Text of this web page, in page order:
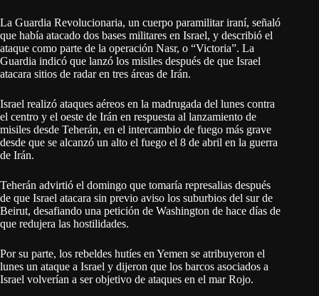
La Guardia Revolucionaria, un cuerpo paramilitar iraní, señaló
que había atacado dos bases militares en Israel, y describió el
ataque como parte de la operación Nasr, o “Victoria”. La
Guardia indicó que lanzó los misiles después de que Israel
atacara sitios de radar en tres áreas de Irán.
Israel realizó ataques aéreos en la madrugada del lunes contra
el centro y el oeste de Irán en respuesta al lanzamiento de
misiles desde Teherán, en el intercambio de fuego más grave
desde que se alcanzó un alto el fuego el 8 de abril en la guerra
de Irán.
Teherán advirtió el domingo que tomaría represalias después
de que Israel atacara sin previo aviso los suburbios del sur de
Beirut, desafiando una petición de Washington de hace días de
que redujera las hostilidades.
Por su parte, los rebeldes hutíes en Yemen se atribuyeron el
lunes un ataque a Israel y dijeron que los barcos asociados a
Israel volverían a ser objetivo de ataques en el mar Rojo.